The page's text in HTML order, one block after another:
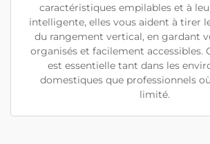
caractéristiques empilables et à
intelligente, elles vous aident à tirer
du rangement vertical, en gardant
organisés et facilement accessibles.
est essentielle tant dans les
domestiques que professionnels
limité.